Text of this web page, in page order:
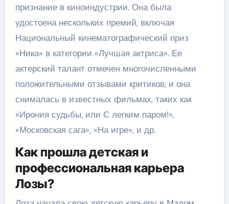
признание в киноиндустрии. Она была
удостоена нескольких премий, включая
Национальный кинематографический приз
«Ника» в категории «Лучшая актриса». Ее
актерский талант отмечен многочисленными
положительными отзывами критиков, и она
снималась в известных фильмах, таких как
«Ирония судьбы, или С легким паром!»,
«Московская сага», «На игре», и др.
Как прошла детская и
профессиональная карьера
Лозы?